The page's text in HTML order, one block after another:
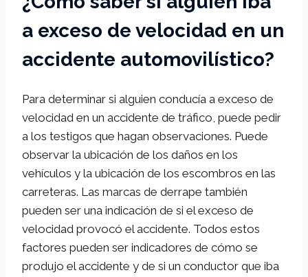
a exceso de velocidad en un
accidente automovilístico?
Para determinar si alguien conducía a exceso de
velocidad en un accidente de tráfico, puede pedir
a los testigos que hagan observaciones. Puede
observar la ubicación de los daños en los
vehículos y la ubicación de los escombros en las
carreteras. Las marcas de derrape también
pueden ser una indicación de si el exceso de
velocidad provocó el accidente. Todos estos
factores pueden ser indicadores de cómo se
produjo el accidente y de si un conductor que iba